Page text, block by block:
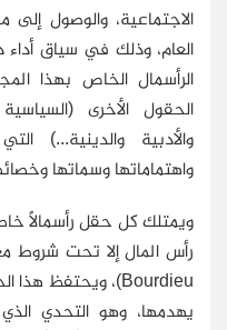
الاجتماعية، والوصول إلى
العام، وذلك في سياق أداء
الرأسمال الخاص بهذا
الحقول الأخرى (السياسية
والأدبية والدينية...)
واهتماماتها وسماتها
ويمتلك كل حقل رأسمالًا
رأس المال إلا تحت شروط
Bourdieu)، ويحتفظ هذا
يهدمها، وهو التحدي